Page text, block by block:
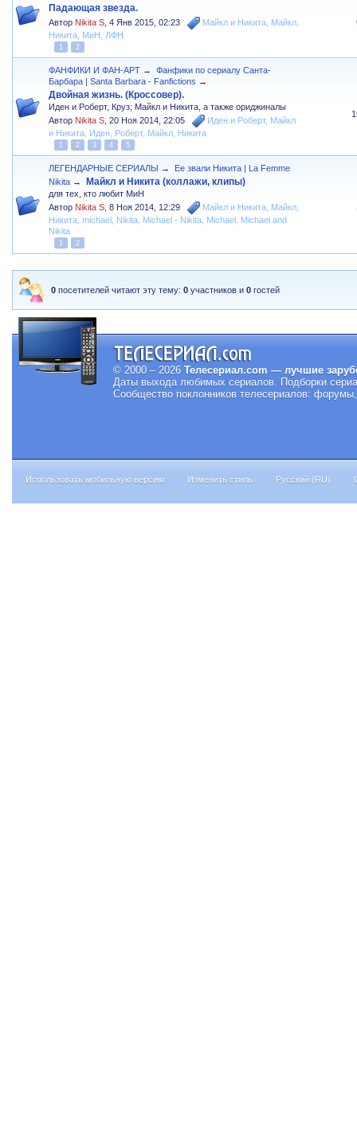
Падающая звезда.
Автор Nikita S ,4 Янв 2015, 02:23 Майкл и Никита Майкл
Никита МиН ЛФН
1 2
ФАНФИКИ И ФАН-АРТ →
Фанфики по сериалу Санта-
Барбара | Santa Barbara - Fanfictions →
Двойная жизнь. (Кроссовер).
Иден и Роберт, Круз; Майкл и Никита, а также ориджиналы
Автор Nikita S ,20 Ноя 2014, 22:05 Иден и Роберт, Майкл
и Никита Иден Роберт, Майкл Никита
1 2 3 4 5
ЛЕГЕНДАРНЫЕ СЕРИАЛЫ →
Ее звали Никита | La Femme
Nikita → Майкл и Никита (коллажи, клипы)
для тех, кто любит МиН
Автор Nikita S ,8 Ноя 2014, 12:29 Майкл и Никита Майкл
Никита ,michael Nikita Michael - Nikita Michael Michael and
Nikita
1 2
0 посетителей читают эту тему:0 участников и0 гостей
© 2000 – 2026 Телесериал.com — лучшие
Даты выхода любимых сериалов.
Подборки
Сообщество поклонников телесериалов:
Использовать мобильную версию Изменить стиль Русский (RU)